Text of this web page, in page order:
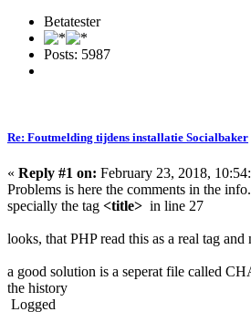
Betatester
Posts: 5987
Re: Foutmelding tijdens installatie Socialbaker
« Reply #1 on: February 23, 2018,
Problems is here the comments in the
specially the tag <title> in line 27
looks, that PHP read this as a real tag and
a good solution is a seperat file called
the history
Logged